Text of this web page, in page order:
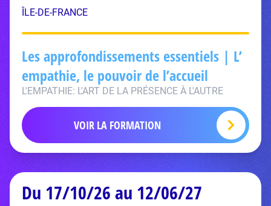
ÎLE-DE-FRANCE
Les approfondissements essentiels | L’
empathie, le pouvoir de l’accueil
L'EMPATHIE: L'ART DE LA PRÉSENCE À L'AUTRE
VOIR LA FORMATION
Du 17/10/26 au 12/06/27